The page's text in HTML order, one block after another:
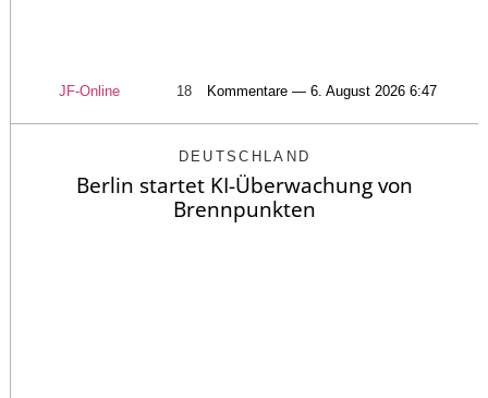
JF-Online 18 Kommentare — 6. August 2026 6:47
DEUTSCHLAND
Berlin startet KI-Überwachung von
Brennpunkten